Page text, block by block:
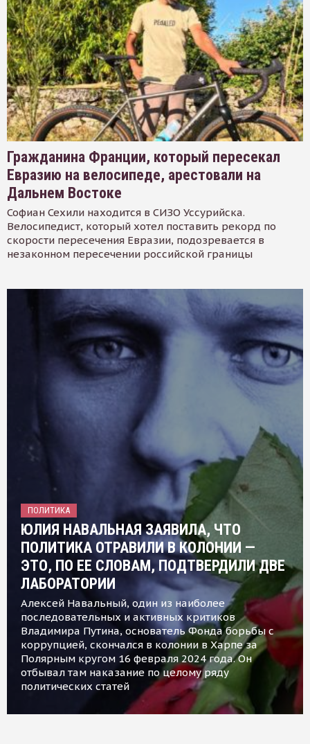
Гражданина Франции, который пересекал
Евразию на велосипеде, арестовали на
Дальнем Востоке
Софиан Сехили находится в СИЗО Уссурийска.
Велосипедист, который хотел поставить рекорд по
скорости пересечения Евразии, подозревается в
незаконном пересечении российской границы
ПОЛИТИКА
ЮЛИЯ НАВАЛЬНАЯ ЗАЯВИЛА, ЧТО
ПОЛИТИКА ОТРАВИЛИ В КОЛОНИИ —
ЭТО, ПО ЕЕ СЛОВАМ, ПОДТВЕРДИЛИ ДВЕ
ЛАБОРАТОРИИ
Алексей Навальный, один из наиболее
последовательных и активных критиков
Владимира Путина, основатель Фонда борьбы с
коррупцией, скончался в колонии в Харпе за
Полярным кругом 16 февраля 2024 года. Он
отбывал там наказание по целому ряду
политических статей